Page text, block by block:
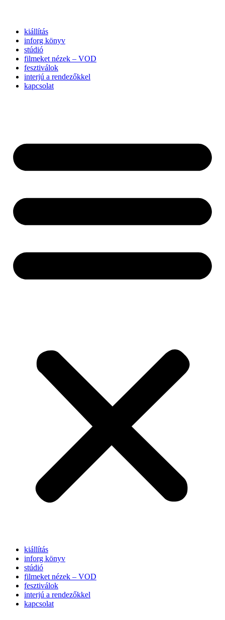
kiállítás
inforg könyv
stúdió
filmeket nézek – VOD
fesztiválok
interjú a rendezőkkel
kapcsolat
kiállítás
inforg könyv
stúdió
filmeket nézek – VOD
fesztiválok
interjú a rendezőkkel
kapcsolat